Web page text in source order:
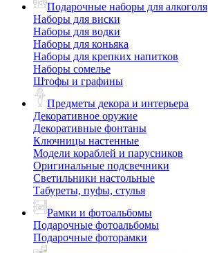
Подарочные наборы для алкоголя
Наборы для виски
Наборы для водки
Наборы для коньяка
Наборы для крепких напитков
Наборы сомелье
Штофы и графины
Предметы декора и интерьера
Декоративное оружие
Декоративные фонтаны
Ключницы настенные
Модели кораблей и парусников
Оригинальные подсвечники
Светильники настольные
Табуреты, пуфы, стулья
Рамки и фотоальбомы
Подарочные фотоальбомы
Подарочные фоторамки